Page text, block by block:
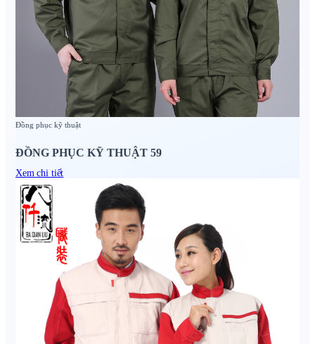
Đồng phục kỹ thuật
ĐỒNG PHỤC KỸ THUẬT 59
Xem chi tiết